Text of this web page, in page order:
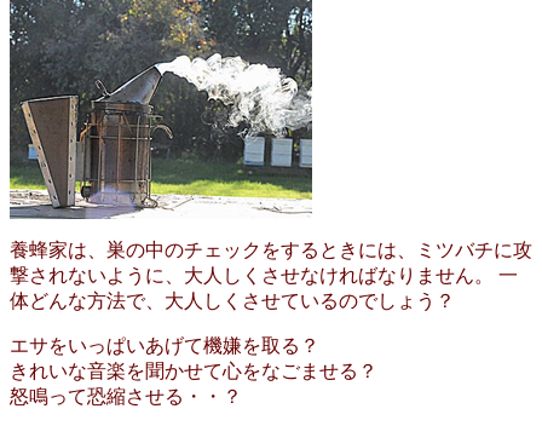
養蜂家は、巣の中のチェックをするときには、ミツバチに攻
撃されないように、大人しくさせなければなりません。 一
体どんな方法で、大人しくさせているのでしょう？
エサをいっぱいあげて機嫌を取る？
きれいな音楽を聞かせて心をなごませる？
怒鳴って恐縮させる・・？